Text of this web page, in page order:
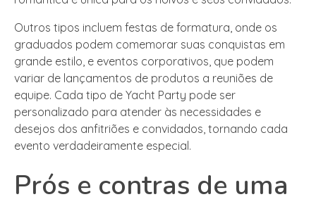
Outros tipos incluem festas de formatura, onde os
graduados podem comemorar suas conquistas em
grande estilo, e eventos corporativos, que podem
variar de lançamentos de produtos a reuniões de
equipe. Cada tipo de Yacht Party pode ser
personalizado para atender às necessidades e
desejos dos anfitriões e convidados, tornando cada
evento verdadeiramente especial.
Prós e contras de uma